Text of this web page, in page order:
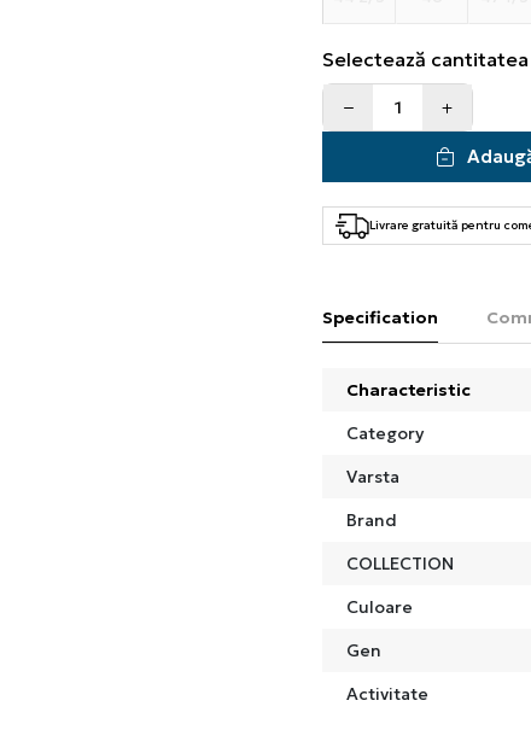
Selectează cantitatea
Livrare gratuită pentru
Specification
Characteristic
Category
Varsta
Brand
COLLECTION
Culoare
Gen
Activitate